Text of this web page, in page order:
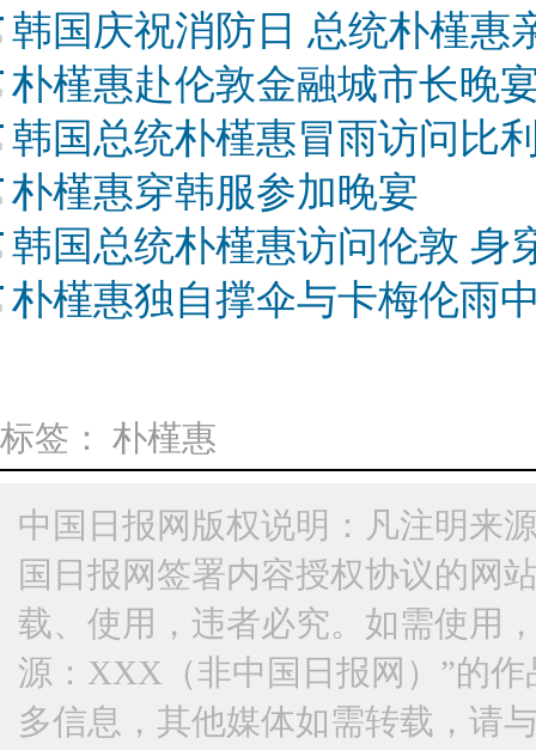
韩国庆祝消防日 总统朴槿惠
朴槿惠赴伦敦金融城市长晚
韩国总统朴槿惠冒雨访问比
朴槿惠穿韩服参加晚宴
韩国总统朴槿惠访问伦敦 身
朴槿惠独自撑伞与卡梅伦雨
标签： 朴槿惠
中国日报网版权说明：凡注明来
国日报网签署内容授权协议的网
载、使用，违者必究。如需使用
源：XXX（非中国日报网）”的
多信息，其他媒体如需转载，请